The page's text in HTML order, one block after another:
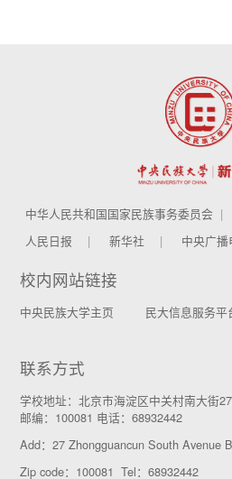
中华人民共和国国家民族事务委员会
人民日报
新华社 中央广
校内网站链接
中央民族大学主页 民大信息服务平
联系方式
学校地址：北京市海淀区中关村南大街
邮编：100081 电话：68932442
Add：27 Zhongguancun South Avenue
Zip code：100081 Tel：68932442